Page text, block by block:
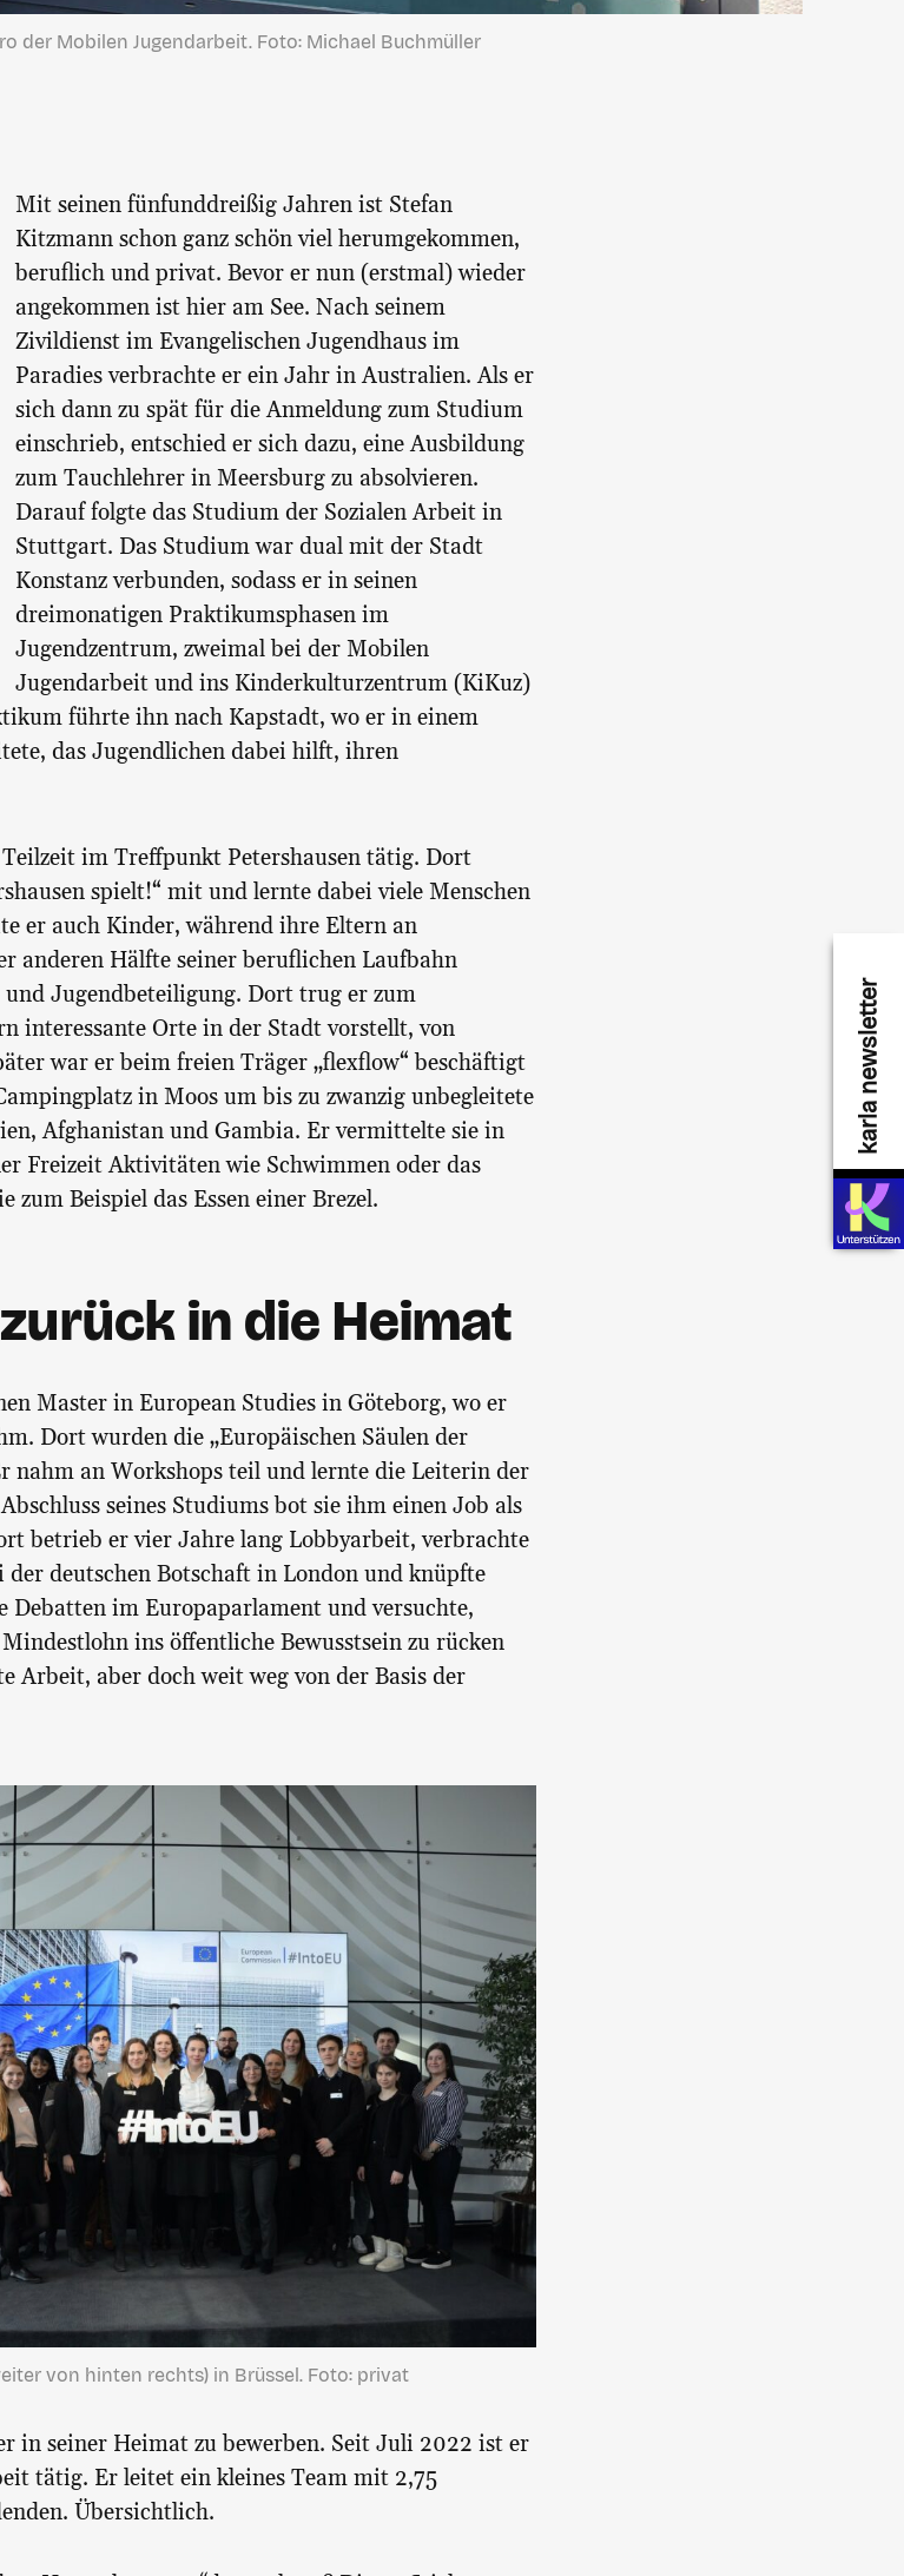
karla newsletter
der Mobilen Jugendarbeit. Foto: Michael Buchmüller
Mit seinen fünfunddreißig Jahren ist Stefan
Kitzmann schon ganz schön viel herumgekommen,
beruflich und privat. Bevor er nun (erstmal) wieder
angekommen ist hier am See. Nach seinem
Zivildienst im Evangelischen Jugendhaus im
Paradies verbrachte er ein Jahr in Australien. Als er
sich dann zu spät für die Anmeldung zum Studium
einschrieb, entschied er sich dazu, eine Ausbildung
zum Tauchlehrer in Meersburg zu absolvieren.
Darauf folgte das Studium der Sozialen Arbeit in
Stuttgart. Das Studium war dual mit der Stadt
Konstanz verbunden, sodass er in seinen
dreimonatigen Praktikumsphasen im
Jugendzentrum, zweimal bei der Mobilen
Jugendarbeit und ins Kinderkulturzentrum (KiKuz)
führte ihn nach Kapstadt, wo er in einem
das Jugendlichen dabei hilft, ihren
im Treffpunkt Petershausen tätig. Dort
spielt!“ mit und lernte dabei viele Menschen
er auch Kinder, während ihre Eltern an
anderen Hälfte seiner beruflichen Laufbahn
Jugendbeteiligung. Dort trug er zum
interessante Orte in der Stadt vorstellt, von
war er beim freien Träger „flexflow“ beschäftigt
in Moos um bis zu zwanzig unbegleitete
Afghanistan und Gambia. Er vermittelte sie in
Freizeit Aktivitäten wie Schwimmen oder das
zum Beispiel das Essen einer Brezel.
in die Heimat
Master in European Studies in Göteborg, wo er
Dort wurden die „Europäischen Säulen der
nahm an Workshops teil und lernte die Leiterin der
seines Studiums bot sie ihm einen Job als
betrieb er vier Jahre lang Lobbyarbeit, verbrachte
deutschen Botschaft in London und knüpfte
Debatten im Europaparlament und versuchte,
ins öffentliche Bewusstsein zu rücken
Arbeit, aber doch weit weg von der Basis der
von hinten rechts) in Brüssel. Foto: privat
in seiner Heimat zu bewerben. Seit Juli 2022 ist er
tätig. Er leitet ein kleines Team mit 2,75
Übersichtlich.